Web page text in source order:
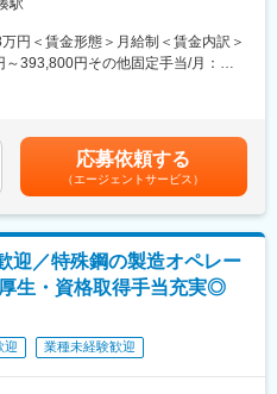
用可能です。
意。家賃の最大85％を会社が補助
掛ける企業で、2026年より大同特殊
を展開しています。
工程から鍛造・加工・熱処理までを
やエレクトロニクスなど幅広い産業
す。
基盤のもと、未経験から専門スキル
魅力です。資格取得支援や教育制
キャリア形成が可能です。
きながら、一生モノの技術を身に
）
造・圧延・加工・熱処理までを一貫
具鋼や特殊合金、軸受鋼など幅広い
と厳格な品質管理のもと、自動車や
モノづくりに携わることができ、未
つけられる環境が整っています。
た基盤のもと、長期的にキャリア
業務
駅
円＜賃金形態＞月給制＜賃金内訳＞
393,800円その他固定手当/月：
の金額であり、選考を通じて上下す
額)は固定手当を含めた表記です。
応募依頼する
（エージェントサービス）
迎／特殊鋼の製造オペレー
生・資格取得手当充実◎
迎 業種未経験歓迎